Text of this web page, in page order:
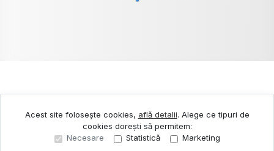
Acest site folosește cookies, află detalii. Alege ce tipuri de
cookies dorești să permitem:
Necesare
Statistică Marketing